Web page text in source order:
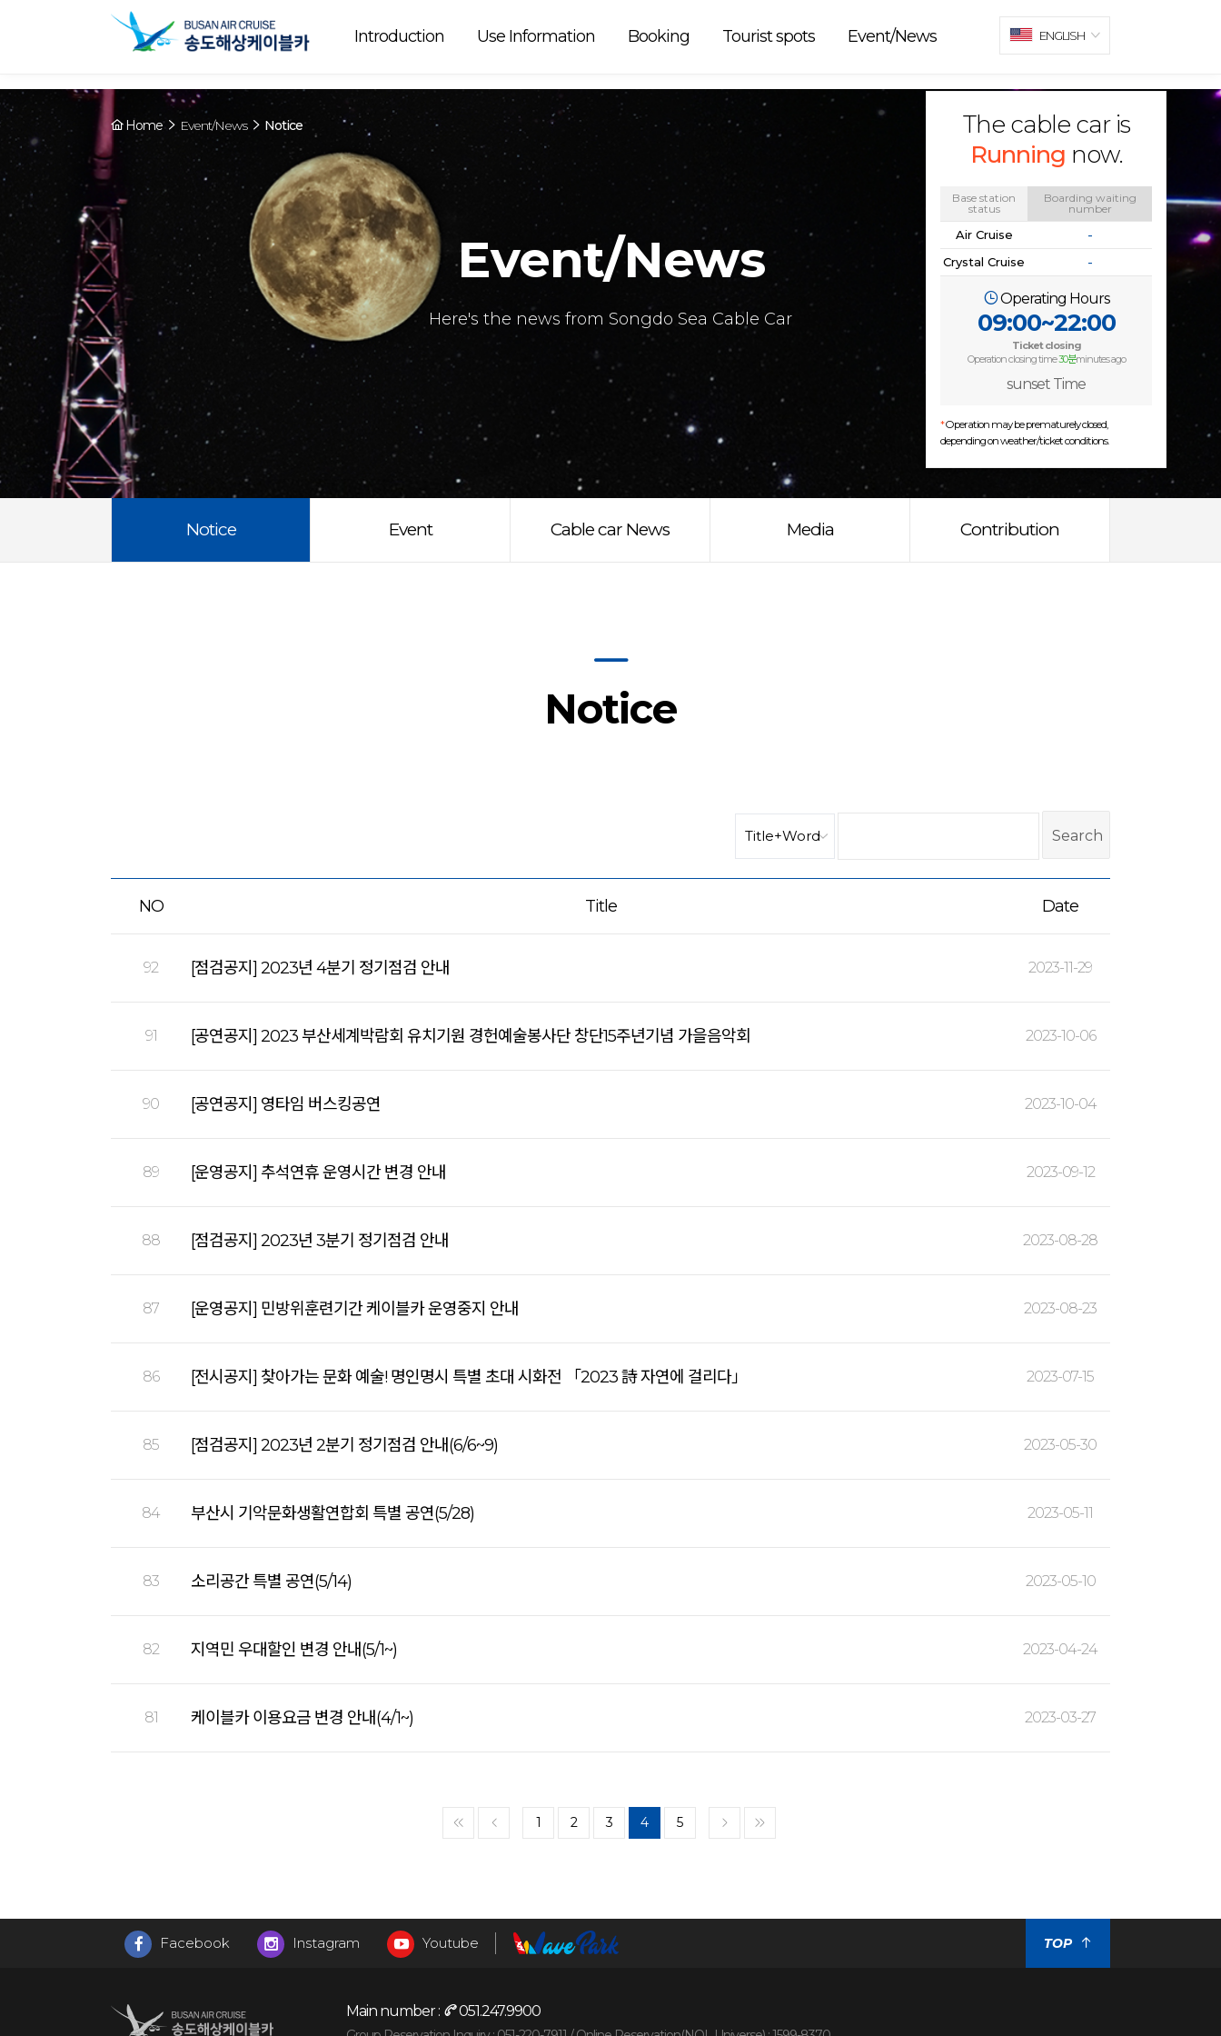
Array ( [0] => YY [1] => 09:00~22:00 [2] => Running [3] => The cable car is
now. [4] => Y [5] => - [6] => - )
The cable car is
Running now.
Base station
status
Boarding waiting
number
Air Cruise
-
Crystal Cruise
-
Operating Hours
09:00~22:00
Ticket closing
Operation closing time30분minutes ago
sunset Time
*Operation may be prematurely closed,
depending on weather/ticket conditions.
Introduction Use Information Booking Tourist spots Event/News ENGLISH
Home Event/News Notice
Event/News
Here's the news from Songdo Sea Cable Car
Notice Event Cable car News Media Contribution
Notice
NO Title Date
92 [점검공지] 2023년 4분기 정기점검 안내 2023-11-29
91 [공연공지] 2023 부산세계박람회 유치기원 경헌예술봉사단 창단15주년기념 가을음악회 2023-10-06
90 [공연공지] 영타임 버스킹공연 2023-10-04
89 [운영공지] 추석연휴 운영시간 변경 안내 2023-09-12
88 [점검공지] 2023년 3분기 정기점검 안내 2023-08-28
87 [운영공지] 민방위훈련기간 케이블카 운영중지 안내 2023-08-23
86 [전시공지] 찾아가는 문화 예술! 명인명시 특별 초대 시화전 「2023 詩 자연에 걸리다」 2023-07-15
85 [점검공지] 2023년 2분기 정기점검 안내(6/6~9) 2023-05-30
84 부산시 기악문화생활연합회 특별 공연(5/28) 2023-05-11
83 소리공간 특별 공연(5/14) 2023-05-10
82 지역민 우대할인 변경 안내(5/1~) 2023-04-24
81 케이블카 이용요금 변경 안내(4/1~) 2023-03-27
<< < 1 2 3 4 5 > >>
Facebook Instagram Youtube TOP
Main number : 051.247.9900